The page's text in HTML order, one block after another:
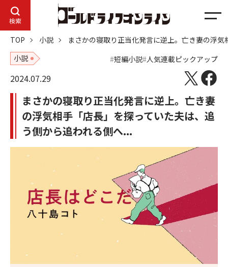
検索
メ
ニ
ュ
ー
TOP 小説
まさかの寝取り正当化発言に逆上。亡き妻の浮
小説
短編小説 人気連載ピックアップ
2024.07.29
まさかの寝取り正当化発言に逆上。亡き妻
の浮気相手「店長」を探っていた夫は、追
う側から追われる側へ...